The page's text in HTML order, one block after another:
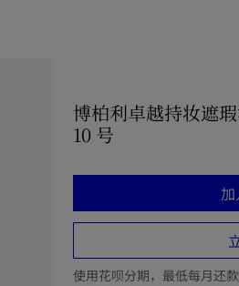
博柏利卓越持妆遮
10 号
使用花呗分期，最低每月还款